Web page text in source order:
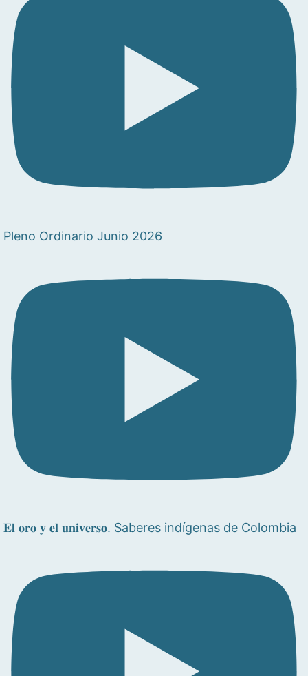
Pleno Ordinario Junio 2026
𝐄𝐥 𝐨𝐫𝐨 𝐲 𝐞𝐥 𝐮𝐧𝐢𝐯𝐞𝐫𝐬𝐨. Saberes indígenas de Colombia